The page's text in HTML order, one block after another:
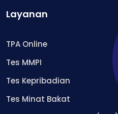
Layanan
TPA Online
Tes MMPI
Tes Kepribadian
Tes Minat Bakat